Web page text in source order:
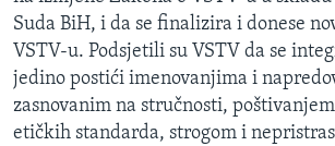
Suda BiH, i da se finalizira i donese
VSTV-u. Podsjetili su VSTV da se
jedino postići imenovanjima i
zasnovanim na stručnosti,
etičkih standarda, strogom i